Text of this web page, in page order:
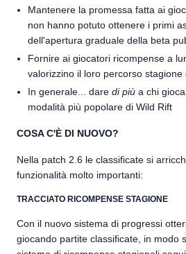
Mantenere la promessa fatta ai
non hanno potuto ottenere i primi
dell'apertura graduale della beta
Fornire ai giocatori ricompense a
valorizzino il loro percorso stagione
In generale... dare di più a chi
modalità più popolare di Wild Rift
COSA C'È DI NUOVO?
Nella patch 2.6 le classificate si
funzionalità molto importanti:
TRACCIATO RICOMPENSE STAGIONE
Con il nuovo sistema di progressi
giocando partite classificate, in modo